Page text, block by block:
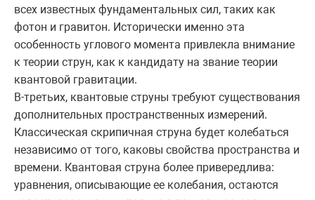
всех известных фундаментальных сил, таких как
фотон и гравитон. Исторически именно эта
особенность углового момента привлекла внимание
к теории струн, как к кандидату на звание теории
квантовой гравитации.
В-третьих, квантовые струны требуют существования
дополнительных пространственных измерений.
Классическая скрипичная струна будет колебаться
независимо от того, каковы свойства пространства и
времени. Квантовая струна более привередлива:
уравнения, описывающие ее колебания, остаются